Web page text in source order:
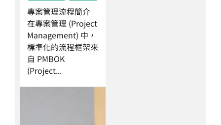
專案管理流程簡介
在專案管理 (Project
Management) 中，
標準化的流程框架來
自 PMBOK
(Project...